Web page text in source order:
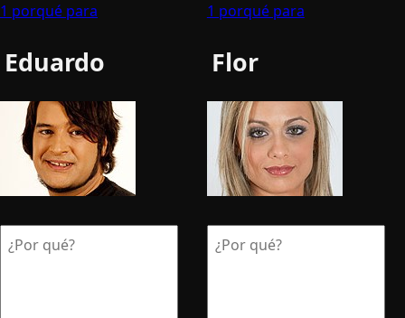
1 porqué para
Eduardo
1 porqué para
Flor